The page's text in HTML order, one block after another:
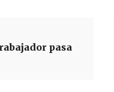
pasa